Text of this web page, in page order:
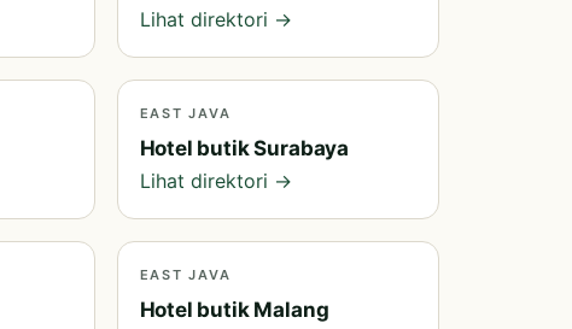
Lihat direktori →
EAST JAVA
Hotel butik Surabaya
Lihat direktori →
EAST JAVA
Hotel butik Malang